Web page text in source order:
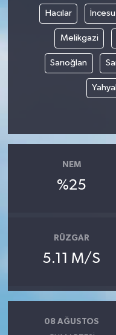
Hacılar İncesu
Melikgazi
Sarıoğlan
NEM
%25
RÜZGAR
5.11 M/S
08 AĞUSTOS